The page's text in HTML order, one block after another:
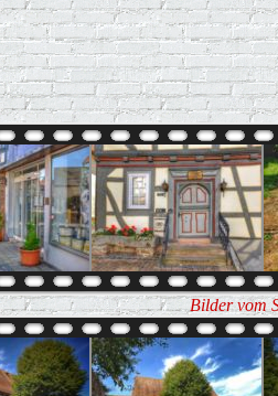
Bilder vom